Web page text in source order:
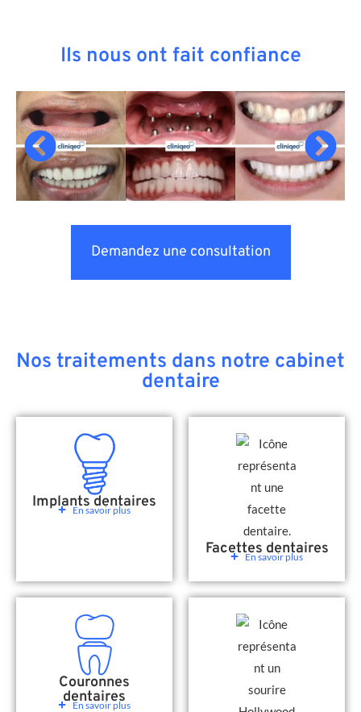
Ils nous ont fait confiance
Demandez une consultation
Nos traitements dans notre cabinet
dentaire
Implants dentaires
En savoir plus
Facettes dentaires
En savoir plus
Couronnes
dentaires
En savoir plus